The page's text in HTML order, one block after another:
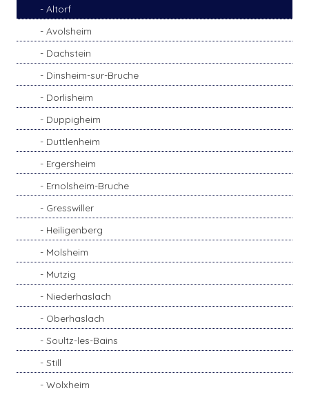
Altorf
Avolsheim
Dachstein
Dinsheim-sur-Bruche
Dorlisheim
Duppigheim
Duttlenheim
Ergersheim
Ernolsheim-Bruche
Gresswiller
Heiligenberg
Molsheim
Mutzig
Niederhaslach
Oberhaslach
Soultz-les-Bains
Still
Wolxheim